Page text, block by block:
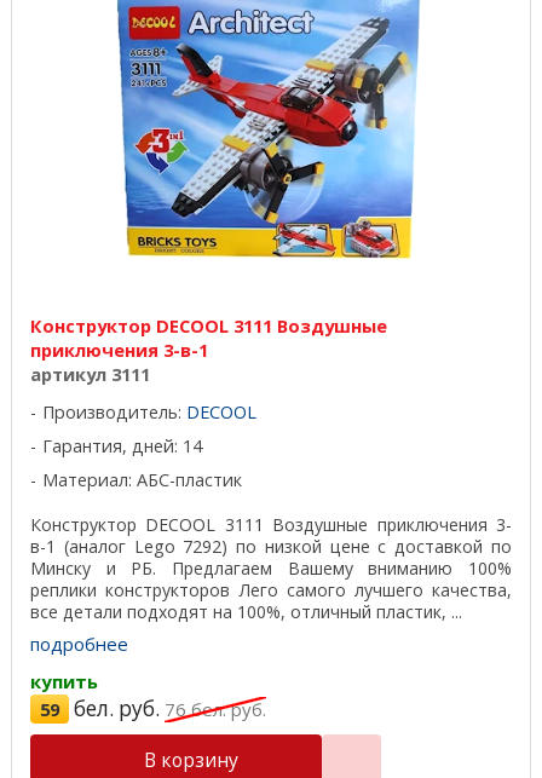
Конструктор DECOOL 3111 Воздушные
приключения 3-в-1
артикул 3111
Производитель: DECOOL
Гарантия, дней: 14
Материал: АБС-пластик
Конструктор DECOOL 3111 Воздушные приключения 3-
в-1 (аналог Lego 7292) по низкой цене с доставкой по
Минску и РБ. Предлагаем Вашему вниманию 100%
реплики конструкторов Лего самого лучшего качества,
все детали подходят на 100%, отличный пластик, ...
подробнее
купить
59 бел. руб. 76бел. руб.
В корзину